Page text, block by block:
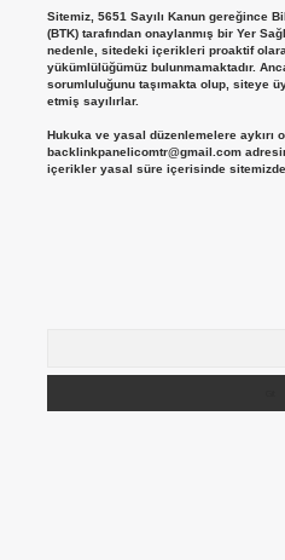
Sitemiz, 5651 Sayılı Kanun gereğince
(BTK) tarafından onaylanmış bir Yer
nedenle, sitedeki içerikleri proaktif
yükümlülüğümüz bulunmamaktadır.
sorumluluğunu taşımakta olup, siteye
etmiş sayılırlar.
Hukuka ve yasal düzenlemelere
backlinkpanelicomtr@gmail.com
içerikler yasal süre içerisinde